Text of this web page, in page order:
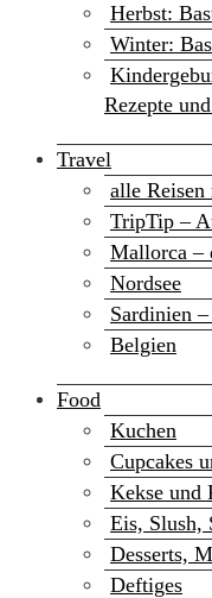
Herbst:
Winter:
Rezepte
Travel
alle
TripTip –
Mallorca –
Nordsee
Sardinien
Belgien
Food
Kuchen
Cupcakes
Kekse und
Eis, Slush,
Desserts,
Deftiges